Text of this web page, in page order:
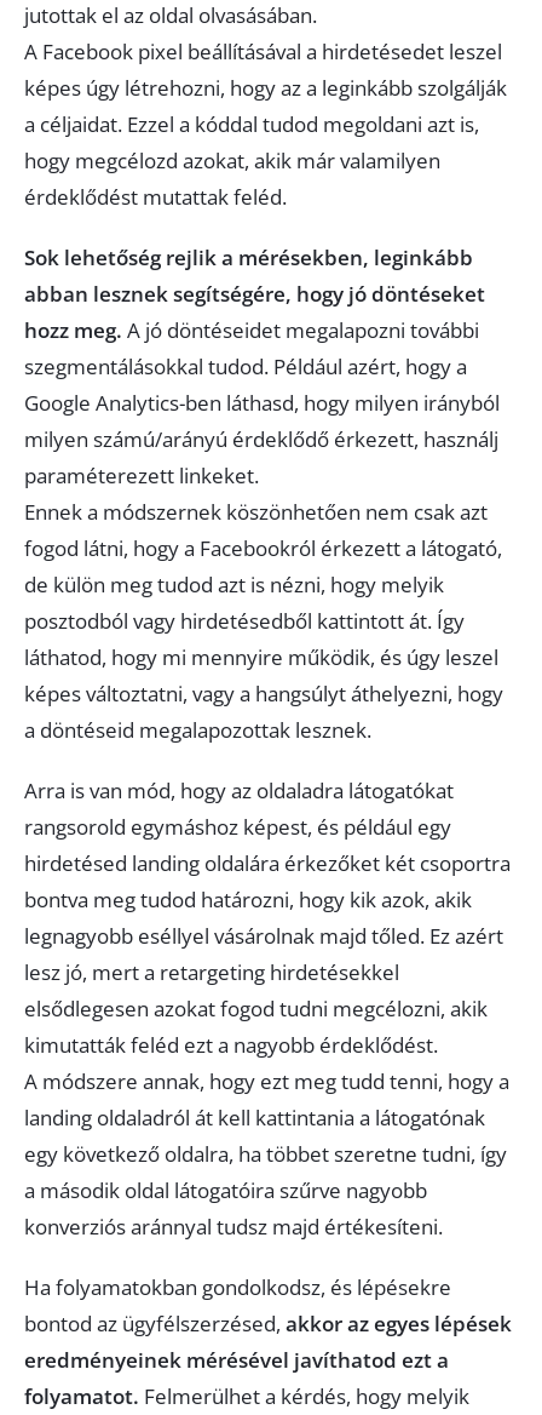
jutottak el az oldal olvasásában.
A Facebook pixel beállításával a hirdetésedet leszel
képes úgy létrehozni, hogy az a leginkább szolgálják
a céljaidat. Ezzel a kóddal tudod megoldani azt is,
hogy megcélozd azokat, akik már valamilyen
érdeklődést mutattak feléd.
Sok lehetőség rejlik a mérésekben, leginkább
abban lesznek segítségére, hogy jó döntéseket
hozz meg. A jó döntéseidet megalapozni további
szegmentálásokkal tudod. Például azért, hogy a
Google Analytics-ben láthasd, hogy milyen irányból
milyen számú/arányú érdeklődő érkezett, használj
paraméterezett linkeket.
Ennek a módszernek köszönhetően nem csak azt
fogod látni, hogy a Facebookról érkezett a látogató,
de külön meg tudod azt is nézni, hogy melyik
posztodból vagy hirdetésedből kattintott át. Így
láthatod, hogy mi mennyire működik, és úgy leszel
képes változtatni, vagy a hangsúlyt áthelyezni, hogy
a döntéseid megalapozottak lesznek.
Arra is van mód, hogy az oldaladra látogatókat
rangsorold egymáshoz képest, és például egy
hirdetésed landing oldalára érkezőket két csoportra
bontva meg tudod határozni, hogy kik azok, akik
legnagyobb eséllyel vásárolnak majd tőled. Ez azért
lesz jó, mert a retargeting hirdetésekkel
elsődlegesen azokat fogod tudni megcélozni, akik
kimutatták feléd ezt a nagyobb érdeklődést.
A módszere annak, hogy ezt meg tudd tenni, hogy a
landing oldaladról át kell kattintania a látogatónak
egy következő oldalra, ha többet szeretne tudni, így
a második oldal látogatóira szűrve nagyobb
konverziós aránnyal tudsz majd értékesíteni.
Ha folyamatokban gondolkodsz, és lépésekre
bontod az ügyfélszerzésed, akkor az egyes lépések
eredményeinek mérésével javíthatod ezt a
folyamatot. Felmerülhet a kérdés, hogy melyik